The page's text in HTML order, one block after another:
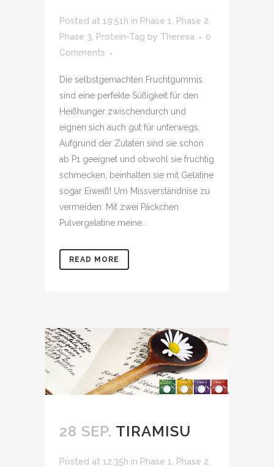
Posted at 19:51h in Phase 1 Phase 2
Phase 3
Protein-Tag by Theresa
0
Comments
Die selbstgemachten Fruchtgummis
sind eine perfekte Süßigkeit für den
Heißhunger zwischendurch und
eignen sich auch gut für unterwegs.
Aufgrund der Zutaten sind sie schon
ab P1 geeignet und obwohl sie fruchtig
schmecken, beinhalten sie mit Gelatine
sogar Eiweiß! Um Missverständnise zu
vermeiden: Mit zwei Päckchen
Pulvergelatine meine...
READ MORE
28 SEP. TIRAMISU
Posted at 12:35h in Phase 1 Phase 2